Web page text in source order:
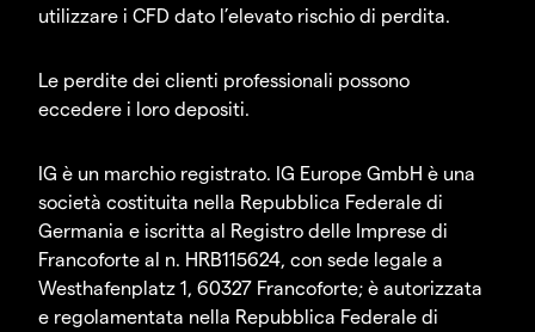
utilizzare i CFD dato l’elevato rischio di perdita.
Le perdite dei clienti professionali possono
eccedere i loro depositi.
IG è un marchio registrato. IG Europe GmbH è una
società costituita nella Repubblica Federale di
Germania e iscritta al Registro delle Imprese di
Francoforte al n. HRB115624, con sede legale a
Westhafenplatz 1, 60327 Francoforte; è autorizzata
e regolamentata nella Repubblica Federale di